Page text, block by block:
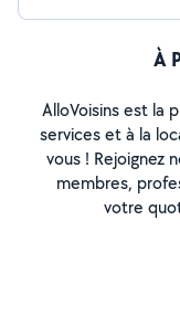
À
AlloVoisins est la
services et à la
vous ! Rejoignez
membres,
votre